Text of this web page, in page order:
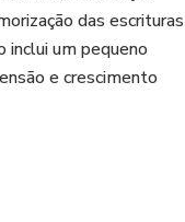
das escrituras
inclui um pequeno
e crescimento